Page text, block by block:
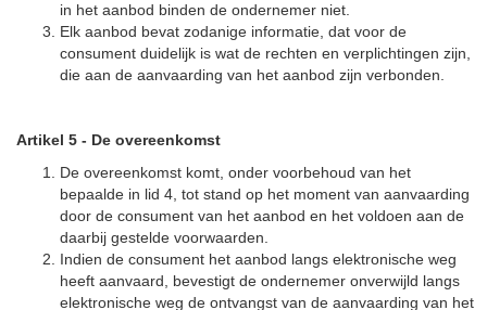
in het aanbod binden de ondernemer niet.
Elk aanbod bevat zodanige informatie, dat voor de
consument duidelijk is wat de rechten en verplichtingen zijn,
die aan de aanvaarding van het aanbod zijn verbonden.
Artikel 5 - De overeenkomst
De overeenkomst komt, onder voorbehoud van het
bepaalde in lid 4, tot stand op het moment van aanvaarding
door de consument van het aanbod en het voldoen aan de
daarbij gestelde voorwaarden.
Indien de consument het aanbod langs elektronische weg
heeft aanvaard, bevestigt de ondernemer onverwijld langs
elektronische weg de ontvangst van de aanvaarding van het